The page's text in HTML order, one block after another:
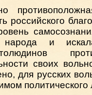
российского
народа и
своих
для русских